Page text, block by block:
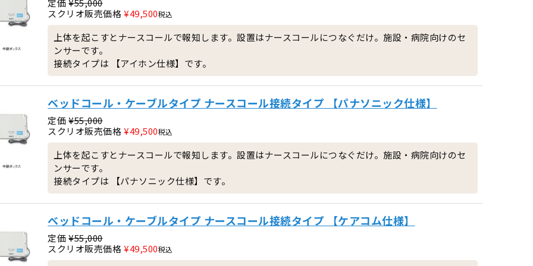
定価 ¥55,000
スクリオ販売価格 ¥49,500税込
上体を起こすとナースコールで報知します。設置はナースコールにつなぐだけ。施設・病院向けのセ
ンサーです。
接続タイプは 【アイホン仕様】です。
ベッドコール・ケーブルタイプ ナースコール接続タイプ 【パナソニック仕様】
定価 ¥55,000
スクリオ販売価格 ¥49,500税込
上体を起こすとナースコールで報知します。設置はナースコールにつなぐだけ。施設・病院向けのセ
ンサーです。
接続タイプは 【パナソニック仕様】です。
ベッドコール・ケーブルタイプ ナースコール接続タイプ 【ケアコム仕様】
定価 ¥55,000
スクリオ販売価格 ¥49,500税込